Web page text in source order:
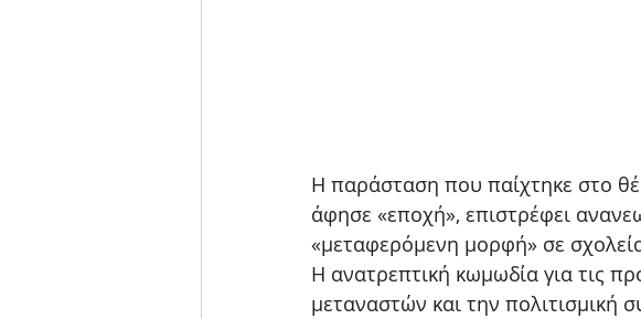
Η παράσταση που παίχτηκε στο
άφησε «εποχή», επιστρέφει
«μεταφερόμενη μορφή» σε
Η ανατρεπτική κωμωδία για τις
μεταναστών και την πολιτισμική